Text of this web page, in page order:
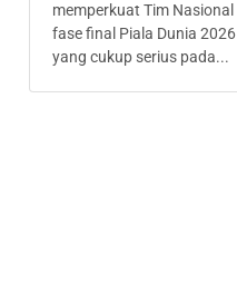
memperkuat Tim
fase final Piala Dunia
yang cukup serius pada...